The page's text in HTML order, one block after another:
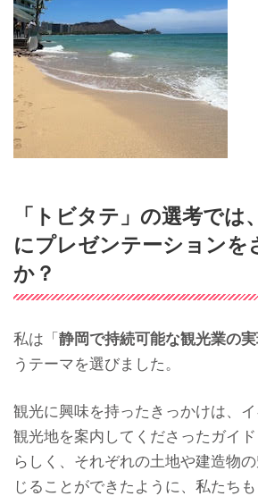
「トビタテ」の選考では
にプレゼンテーションを
か？
私は「 静岡で持続可能な観光業の
うテーマを選びました。
観光に興味を持ったきっかけは、イ
観光地を案内してくださったガイ
らしく、それぞれの土地や建造物
じることができたように、私たちも